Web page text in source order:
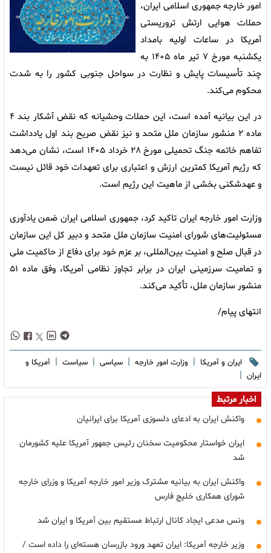
امور خارجه جمهوری اسلامی ایران،
حملات هوایی ارتش تروریستی
آمریکا در ساعات اولیه بامداد
یکشنبه مورخ ۷ تیر ماه ۱۴۰۵ به
چند تأسیسات پایش و نظارت در سواحل جنوبی کشور را به شدت
محکوم می‌کند.
در این بیانیه آمده است، این حملات وحشیانه که نقض آشکار بند ۴
ماده ۲ منشور سازمان ملل متحد و نیز نقض صریح بند اول یادداشت
تفاهم خاتمه جنگ تحمیلی مورخ ۲۸ خرداد ۱۴۰۵ است، نشان می‌دهد
که رژیم آمریکا کمترین ارزش و اعتباری برای تعهدات خود قائل نیست
و عهدشکنی بخشی از ماهیت این رژیم است.
وزارت امور خارجه ایران تاکید کرد، جمهوری اسلامی ایران ضمن یادآوری
مسئولیت‌های شورای امنیت سازمان ملل متحد و دبیر کل این سازمان
در قبال صلح و امنیت بین‌المللی، بر عزم خود برای دفاع از حاکمیت ملی
و تمامیت سرزمینی ایران در برابر تجاوز نظامی آمریکا، وفق ماده ۵۱
منشور سازمان ملل، تأکید می‌کند.
انتهای پیام/
ایران و آمریکا | وزارت امور خارجه | سیاسی | سیاست | آمریکا و
ایران |
اخبار مرتبط
واکنش ایران به ادعای دلسوزی آمریکا برای ایرانیان
ایران خواستار محکومیت سخنان رئیس جمهور آمریکا علیه کشورمان
شد
واکنش ایران به بیانیه مشترک وزیر امور خارجه آمریکا و وزرای خارجه
شورای همکاری خلیج فارس
ونس مدعی ایجاد کانال ارتباط مستقیم بین آمریکا و ایران شد
وزیر خارجه آمریکا: ایران تعهد ورود بازرسان هسته‌ای را داده است /